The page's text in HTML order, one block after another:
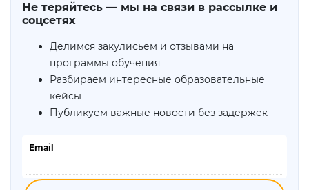
Не теряйтесь — мы на связи в рассылке и
соцсетях
Делимся закулисьем и отзывами на
программы обучения
Разбираем интересные образовательные
кейсы
Публикуем важные новости без задержек
Email